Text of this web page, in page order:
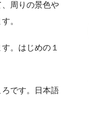
周りの景色や
。
。はじめの１
です。日本語